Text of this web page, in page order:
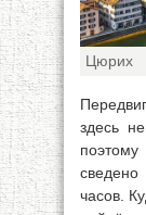
Цюрих
здесь
часов.